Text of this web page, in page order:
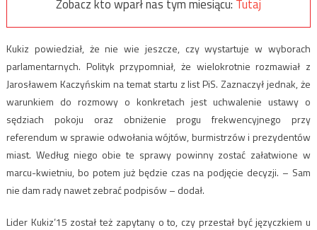
Zobacz kto wparł nas tym miesiącu: Tutaj
Kukiz powiedział, że nie wie jeszcze, czy wystartuje w wyborach
parlamentarnych. Polityk przypomniał, że wielokrotnie rozmawiał z
Jarosławem Kaczyńskim na temat startu z list PiS. Zaznaczył jednak, że
warunkiem do rozmowy o konkretach jest uchwalenie ustawy o
sędziach pokoju oraz obniżenie progu frekwencyjnego przy
referendum w sprawie odwołania wójtów, burmistrzów i prezydentów
miast. Według niego obie te sprawy powinny zostać załatwione w
marcu-kwietniu, bo potem już będzie czas na podjęcie decyzji. – Sam
nie dam rady nawet zebrać podpisów – dodał.
Lider Kukiz’15 został też zapytany o to, czy przestał być języczkiem u